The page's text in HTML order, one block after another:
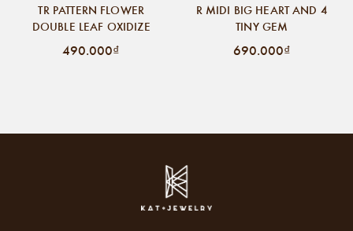
TR PATTERN FLOWER
DOUBLE LEAF OXIDIZE
490.000₫
R MIDI BIG HEART AND 4
TINY GEM
690.000₫